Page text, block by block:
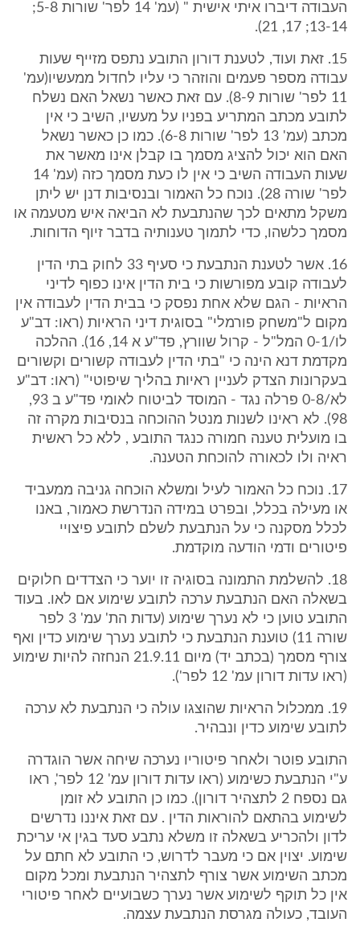
העבודה דיברו איתי אישית " (עמ' 14 לפר' שורות 5-8;
13-14; 17, 21).
15. זאת ועוד, לטענת דורון התובע נתפס מזייף שעות
עבודה מספר פעמים והוזהר כי עליו לחדול ממעשיו(עמ'
11 לפר' שורות 8-9). עם זאת כאשר נשאל האם נשלח
לתובע מכתב המתריע בפניו על מעשיו, השיב כי אין
מכתב (עמ' 13 לפר' שורות 6-8). כמו כן כאשר נשאל
האם הוא יכול להציג מסמך בו קבלן אינו מאשר את
שעות העבודה השיב כי אין לו כעת מסמך כזה (עמ' 14
לפר' שורה 28). נוכח כל האמור ובנסיבות דנן יש ליתן
משקל מתאים לכך שהנתבעת לא הביאה איש מטעמה או
מסמך כלשהו, כדי לתמוך טענותיה בדבר זיוף הדוחות.
16. אשר לטענת הנתבעת כי סעיף 33 לחוק בתי הדין
לעבודה קובע מפורשות כי בית הדין אינו כפוף לדיני
הראיות - הגם שלא אחת נפסק כי בבית הדין לעבודה אין
מקום ל"משחק פורמלי" בסוגית דיני הראיות (ראו: דב"ע
לו/0-1 המל"ל - קרול שוורץ, פד"ע א 14, 16). ההלכה
מקדמת דנא הינה כי "בתי הדין לעבודה קשורים וקשורים
בעקרונות הצדק לעניין ראיות בהליך שיפוטי" (ראו: דב"ע
לא/0-8 פרלה נגד - המוסד לביטוח לאומי פד"ע ב 93,
98). לא ראינו לשנות מנטל ההוכחה בנסיבות מקרה זה
בו מועלית טענה חמורה כנגד התובע , ללא כל ראשית
ראיה ולו לכאורה להוכחת הטענה.
17. נוכח כל האמור לעיל ומשלא הוכחה גניבה ממעביד
או מעילה בכלל, ובפרט במידה הנדרשת כאמור, באנו
לכלל מסקנה כי על הנתבעת לשלם לתובע פיצויי
פיטורים ודמי הודעה מוקדמת.
18. להשלמת התמונה בסוגיה זו יוער כי הצדדים חלוקים
בשאלה האם הנתבעת ערכה לתובע שימוע אם לאו. בעוד
התובע טוען כי לא נערך שימוע (עדות הת' עמ' 3 לפר
שורה 11) טוענת הנתבעת כי לתובע נערך שימוע כדין ואף
צורף מסמך (בכתב יד) מיום 21.9.11 הנחזה להיות שימוע
(ראו עדות דורון עמ' 12 לפר').
19. ממכלול הראיות שהוצגו עולה כי הנתבעת לא ערכה
לתובע שימוע כדין ונבהיר.
התובע פוטר ולאחר פיטוריו נערכה שיחה אשר הוגדרה
ע"י הנתבעת כשימוע (ראו עדות דורון עמ' 12 לפר', ראו
גם נספח 2 לתצהיר דורון). כמו כן התובע לא זומן
לשימוע בהתאם להוראות הדין . עם זאת איננו נדרשים
לדון ולהכריע בשאלה זו משלא נתבע סעד בגין אי עריכת
שימוע. יצוין אם כי מעבר לדרוש, כי התובע לא חתם על
מכתב השימוע אשר צורף לתצהיר הנתבעת ומכל מקום
אין כל תוקף לשימוע אשר נערך כשבועיים לאחר פיטורי
העובד, כעולה מגרסת הנתבעת עצמה.